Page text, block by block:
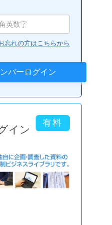
忘れの方はこちらから
イン